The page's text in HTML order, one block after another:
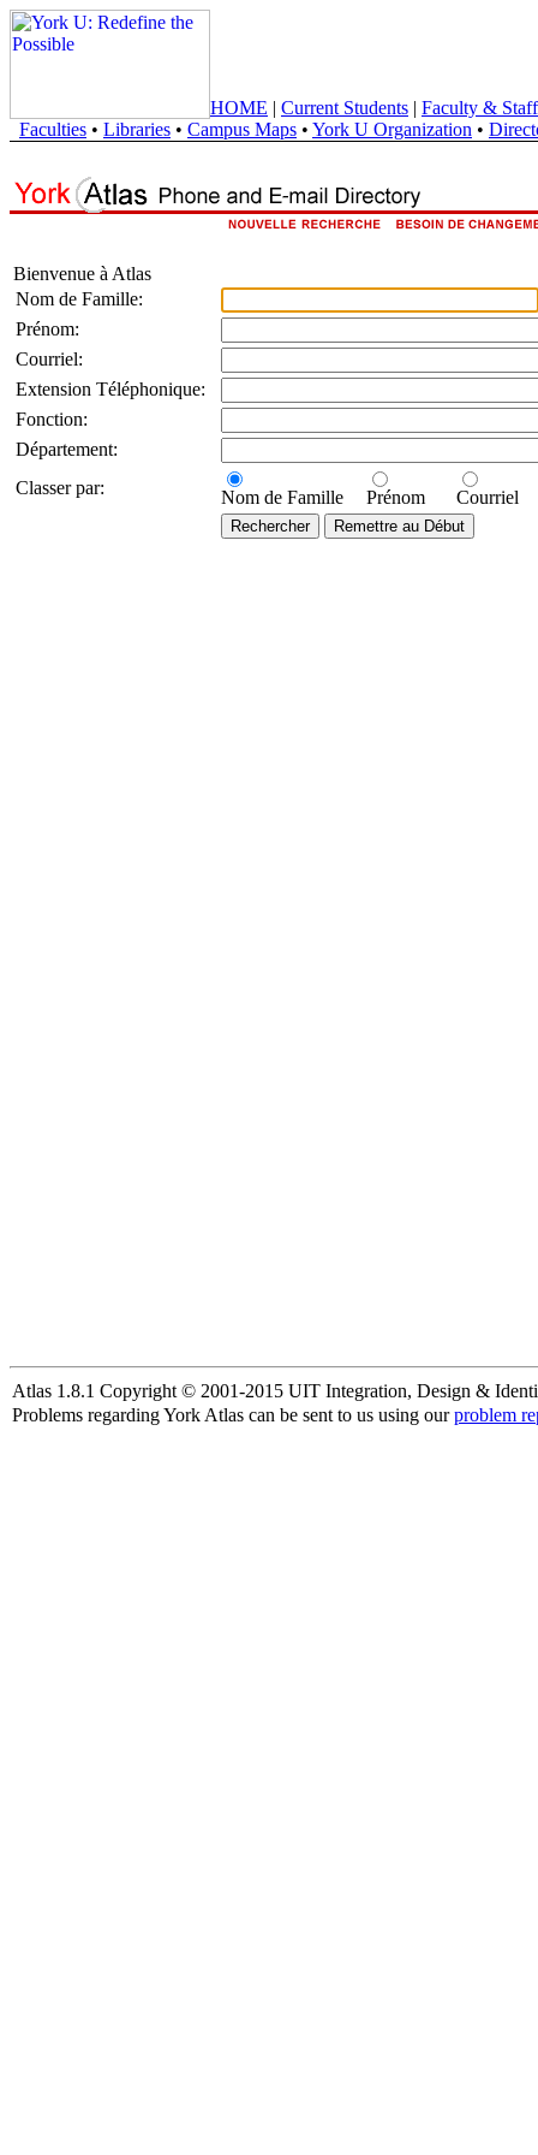
HOME | Current Students | Faculty & Staff
Faculties • Libraries • Campus Maps • York U Organization •
Bienvenue à Atlas
Nom de Famille:
Prénom:
Courriel:
Extension Téléphonique:
Fonction:
Département:
Classer par:
Nom de Famille Prénom Courriel
Atlas 1.8.1 Copyright © 2001-2015 UIT Integration, Design &
Problems regarding York Atlas can be sent to us using ourproblem